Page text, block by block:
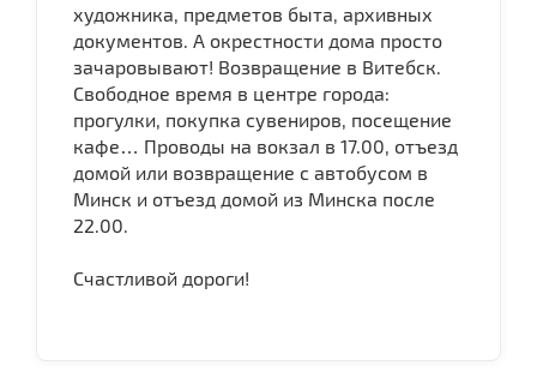
художника, предметов быта, архивных
документов. А окрестности дома просто
зачаровывают! Возвращение в Витебск.
Свободное время в центре города:
прогулки, покупка сувениров, посещение
кафе… Проводы на вокзал в 17.00, отъезд
домой или возвращение с автобусом в
Минск и отъезд домой из Минска после
22.00.
Счастливой дороги!